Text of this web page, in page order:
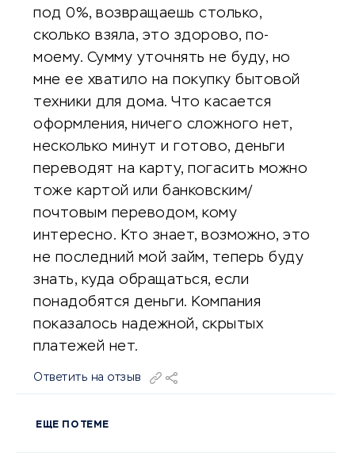
под 0%, возвращаешь столько,
сколько взяла, это здорово, по-
моему. Сумму уточнять не буду, но
мне ее хватило на покупку бытовой
техники для дома. Что касается
оформления, ничего сложного нет,
несколько минут и готово, деньги
переводят на карту, погасить можно
тоже картой или банковским/
почтовым переводом, кому
интересно. Кто знает, возможно, это
не последний мой займ, теперь буду
знать, куда обращаться, если
понадобятся деньги. Компания
показалось надежной, скрытых
платежей нет.
Ответить на отзыв
ЕЩЕ ПО ТЕМЕ